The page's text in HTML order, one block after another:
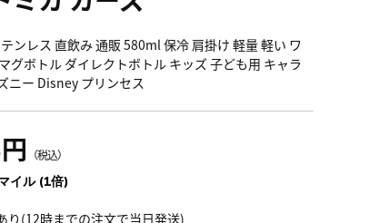
ンレス 直飲み 通販 580ml 保冷 肩掛け 軽量 軽い ワ
グボトル ダイレクトボトル キッズ 子ども用 キャラ
ニー Disney プリンセス
（税込）
イル (1倍)
り(12時までの注文で当日発送)